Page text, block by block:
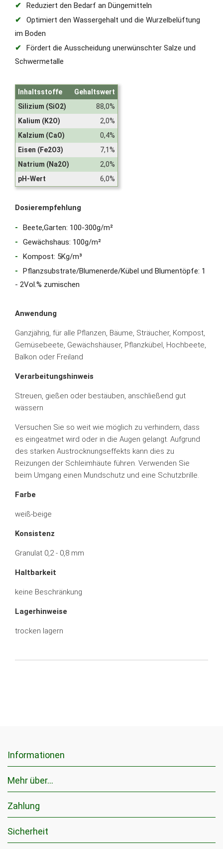
Reduziert den Bedarf an Düngemitteln
Optimiert den Wassergehalt und die Wurzelbelüftung
im Boden
Fördert die Ausscheidung unerwünschter Salze und
Schwermetalle
Inhaltsstoffe
Gehaltswert
Silizium (SiO2)
88,0%
Kalium (K2O)
2,0%
Kalzium (CaO)
0,4%
Eisen (Fe2O3)
7,1%
Natrium (Na2O)
2,0%
pH-Wert
6,0%
Dosierempfehlung
Beete,Garten: 100-300g/m²
Gewächshaus: 100g/m²
Kompost: 5Kg/m³
Pflanzsubstrate/Blumenerde/Kübel und Blumentöpfe: 1
- 2Vol.% zumischen
Anwendung
Ganzjährig, für alle Pflanzen, Bäume, Sträucher, Kompost,
Gemüsebeete, Gewächshäuser, Pflanzkübel, Hochbeete,
Balkon oder Freiland
Verarbeitungshinweis
Streuen, gießen oder bestäuben, anschließend gut
wässern
Versuchen Sie so weit wie möglich zu verhindern, dass
es eingeatmet wird oder in die Augen gelangt. Aufgrund
des starken Austrocknungseffekts kann dies zu
Reizungen der Schleimhäute führen. Verwenden Sie
beim Umgang einen Mundschutz und eine Schutzbrille.
Farbe
weiß-beige
Konsistenz
Granulat 0,2 - 0,8 mm
Haltbarkeit
keine Beschränkung
Lagerhinweise
trocken lagern
Informationen
Mehr über...
Zahlung
Sicherheit